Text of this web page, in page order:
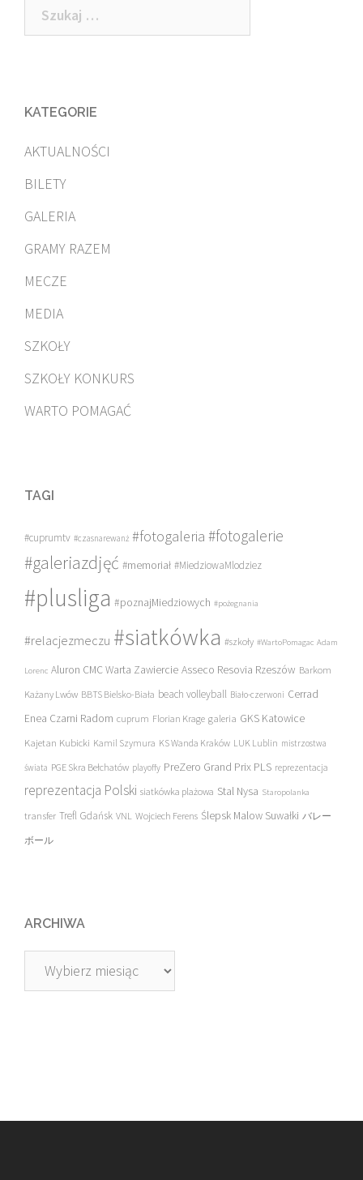
Szukaj:
KATEGORIE
AKTUALNOŚCI
BILETY
GALERIA
GRAMY RAZEM
MECZE
MEDIA
SZKOŁY
SZKOŁY KONKURS
WARTO POMAGAĆ
TAGI
#cuprumtv #czasnarewanż #fotogaleria #fotogalerie
#galeriazdjęć #memoriał #MiedziowaMlodziez
#plusliga #poznajMiedziowych #pożegnania
#relacjezmeczu #siatkówka #szkoły #WartoPomagac Adam
Lorenc Aluron CMC Warta Zawiercie Asseco Resovia Rzeszów Barkom
Każany Lwów BBTS Bielsko-Biała beach volleyball Biało-czerwoni Cerrad
Enea Czarni Radom cuprum Florian Krage galeria GKS Katowice
Kajetan Kubicki Kamil Szymura KS Wanda Kraków LUK Lublin mistrzostwa
świata PGE Skra Bełchatów playoffy PreZero Grand Prix PLS reprezentacja
reprezentacja Polski siatkówka plażowa Stal Nysa Staropolanka
transfer Trefl Gdańsk VNL Wojciech Ferens Ślepsk Malow Suwałki バレー
ボール
ARCHIWA
Archiwa